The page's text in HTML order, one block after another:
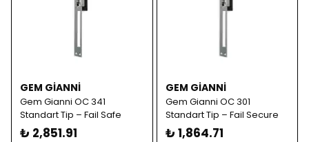
GEM GIANNI
Gem Gianni OC 341
Standart Tip – Fail Safe
₺ 2,851.91
GEM GIANNI
Gem Gianni OC 301
Standart Tip – Fail Secure
₺ 1,864.71